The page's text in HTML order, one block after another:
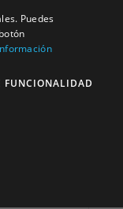
Puedes
FUNCIONALIDAD